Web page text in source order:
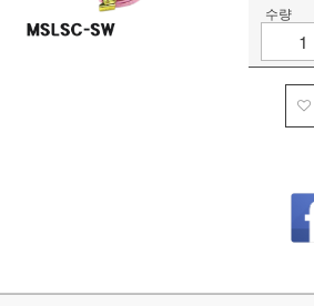
수량